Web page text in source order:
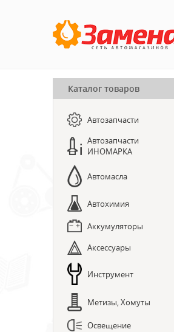
ПРЕДЗАКАЗ ЗАПЧАСТЕЙ
ЗАПИСЬ НА СТО
Каталог товаров
Автозапчасти
Автозапчасти
ИНОМАРКА
Автомасла
Автохимия
Аккумуляторы
Аксессуары
Инструмент
Метизы, Хомуты
Освещение